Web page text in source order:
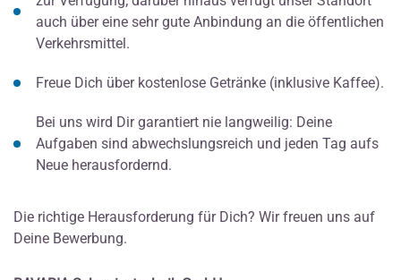
auch über eine sehr gute Anbindung an die öffentlichen
Verkehrsmittel.
Freue Dich über kostenlose Getränke (inklusive Kaffee).
Bei uns wird Dir garantiert nie langweilig: Deine
Aufgaben sind abwechslungsreich und jeden Tag aufs
Neue herausfordernd.
Die richtige Herausforderung für Dich? Wir freuen uns auf
Deine Bewerbung.